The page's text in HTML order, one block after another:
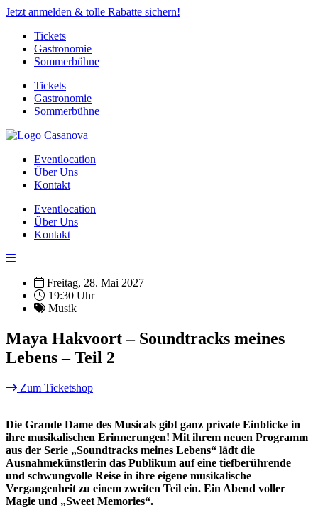
Jetzt anmelden & tolle Rabatte sichern!
Tickets
Gastronomie
Sommerbühne
Tickets
Gastronomie
Sommerbühne
Eventlocation
Über Uns
Kontakt
Eventlocation
Über Uns
Kontakt
Freitag, 28. Mai 2027
19:30 Uhr
Musik
Maya Hakvoort – Soundtracks meines
Lebens – Teil 2
Zum Ticketshop
Die Grande Dame des Musicals gibt ganz private Einblicke in
ihre musikalischen Erinnerungen! Mit ihrem neuen Programm
aus der Serie „Soundtracks meines Lebens“ lädt die
Ausnahmekünstlerin das Publikum auf eine tiefberührende
und schwungvolle Reise in ihre eigene musikalische
Vergangenheit zu einem zweiten Teil ein. Ein Abend voller
Magie und „Sweet Memories“.